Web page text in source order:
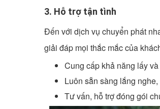
3. Hỗ trợ tận tình
Đến với dịch vụ chuyển phát
giải đáp mọi thắc mắc của
Cung cấp khả năng lấy
Luôn sẵn sàng lắng nghe,
Tư vấn, hỗ trợ đóng gói